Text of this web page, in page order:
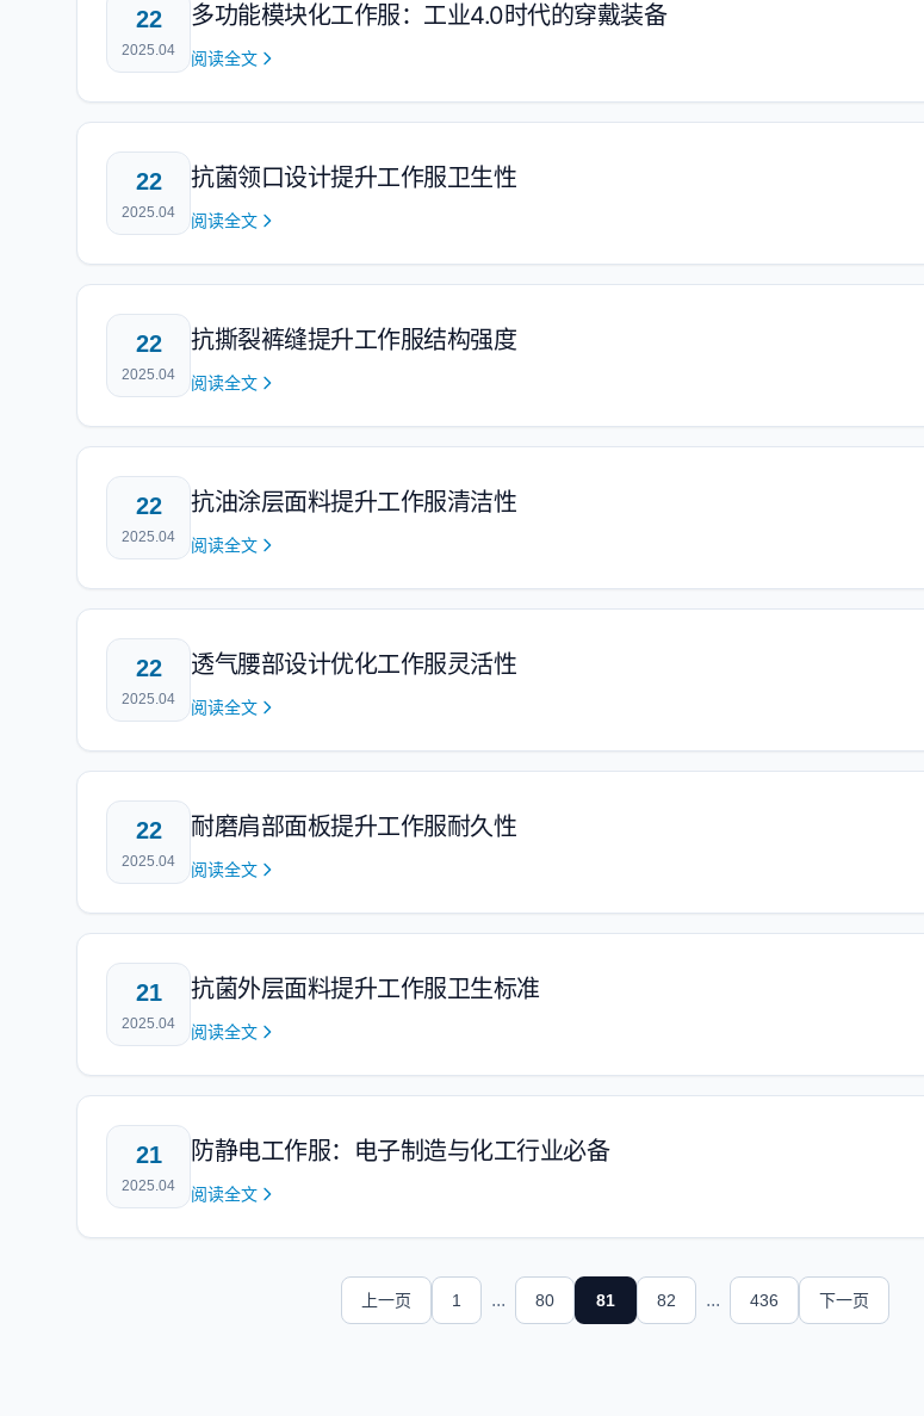
22
2025.04
多功能模块化工作服：工业4.0时代的穿戴装备
阅读全文
22
2025.04
抗菌领口设计提升工作服卫生性
阅读全文
22
2025.04
抗撕裂裤缝提升工作服结构强度
阅读全文
22
2025.04
抗油涂层面料提升工作服清洁性
阅读全文
22
2025.04
透气腰部设计优化工作服灵活性
阅读全文
22
2025.04
耐磨肩部面板提升工作服耐久性
阅读全文
21
2025.04
抗菌外层面料提升工作服卫生标准
阅读全文
21
2025.04
防静电工作服：电子制造与化工行业必备
阅读全文
上一页 1 ... 80 81 82 ... 436 下一页